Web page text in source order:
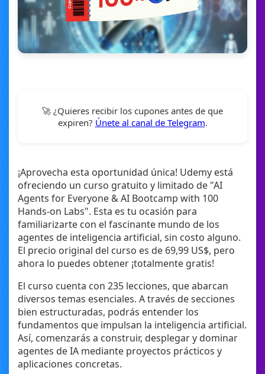
🚀 ¿Quieres recibir los cupones antes de que
expiren? Únete al canal de Telegram.
¡Aprovecha esta oportunidad única! Udemy está
ofreciendo un curso gratuito y limitado de "AI
Agents for Everyone & AI Bootcamp with 100
Hands-on Labs". Esta es tu ocasión para
familiarizarte con el fascinante mundo de los
agentes de inteligencia artificial, sin costo alguno.
El precio original del curso es de 69,99 US$, pero
ahora lo puedes obtener ¡totalmente gratis!
El curso cuenta con 235 lecciones, que abarcan
diversos temas esenciales. A través de secciones
bien estructuradas, podrás entender los
fundamentos que impulsan la inteligencia artificial.
Así, comenzarás a construir, desplegar y dominar
agentes de IA mediante proyectos prácticos y
aplicaciones concretas.